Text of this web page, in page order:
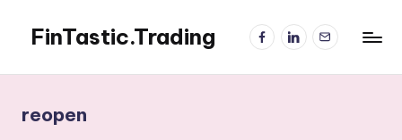
content
FinTastic.Trading
股
FacebookLinkedIn
電
子
reopen